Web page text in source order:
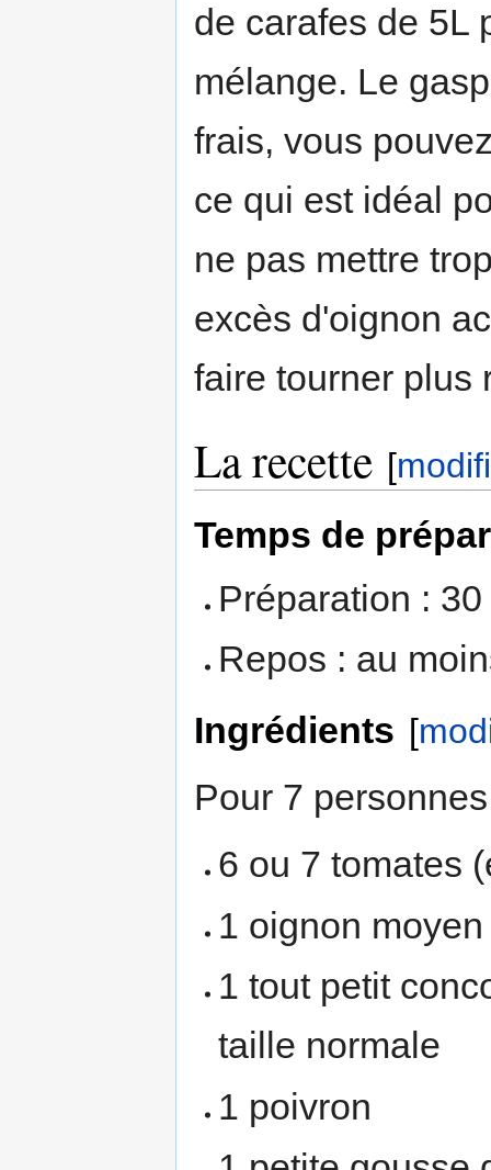
de carafes de 5L
mélange. Le
frais, vous
ce qui est idéal
ne pas mettre
excès d'oignon
faire tourner plus
La recette [
Temps de
Préparation :
Repos : au
Ingrédients [
Pour 7
6 ou 7 tomates
1 oignon moyen
1 tout petit
taille normale
1 poivron